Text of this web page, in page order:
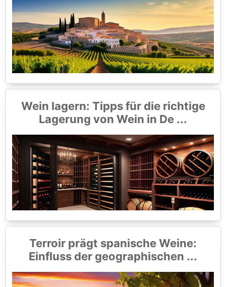
Wein lagern: Tipps für die richtige
Lagerung von Wein in De ...
Terroir prägt spanische Weine:
Einfluss der geographischen ...